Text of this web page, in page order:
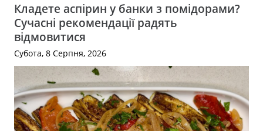
Кладете аспірин у банки з помідорами?
Сучасні рекомендації радять
відмовитися
Субота, 8 Серпня, 2026